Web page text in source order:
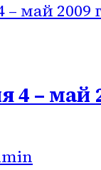
4 – май